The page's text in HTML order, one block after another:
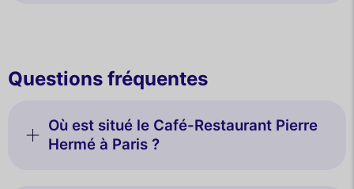
Questions fréquentes
Où est situé le Café-Restaurant Pierre
Hermé à Paris ?